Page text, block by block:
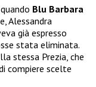
Blu Barbara
Alessandra
già espresso
stata eliminata.
stessa Prezia, che
compiere scelte